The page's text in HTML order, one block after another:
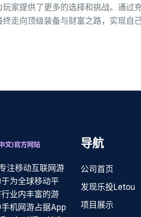
玩家提供了更多的选择和挑战。通过
走向顶级装备与财富之路，实现自
注移动互联网游
为全球移动平
业内丰富的游
机网游占据App
导航
公司首页
发现乐投Letou
项目展示